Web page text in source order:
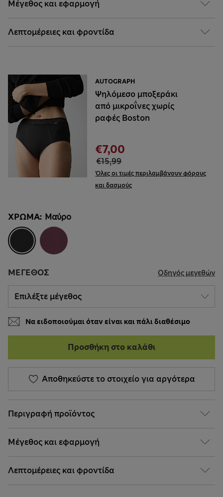
Μέγεθος και εφαρμογή
Λεπτομέρειες και φροντίδα
AUTOGRAPH
Ψηλόμεσο μποξεράκι
από μικροΐνες χωρίς
ραφές Boston
€15,99
€7,00
Όλες οι τιμές περιλαμβάνουν φόρους
και δασμούς
ΧΡΏΜΑ: Μαύρο
ΜΈΓΕΘΟΣ Οδηγός μεγεθών
Να ειδοποιούμαι όταν είναι και πάλι διαθέσιμο
Προσθήκη στο καλάθι
Αποθηκεύστε το στοιχείο για αργότερα
Περιγραφή προϊόντος
Μέγεθος και εφαρμογή
Λεπτομέρειες και φροντίδα